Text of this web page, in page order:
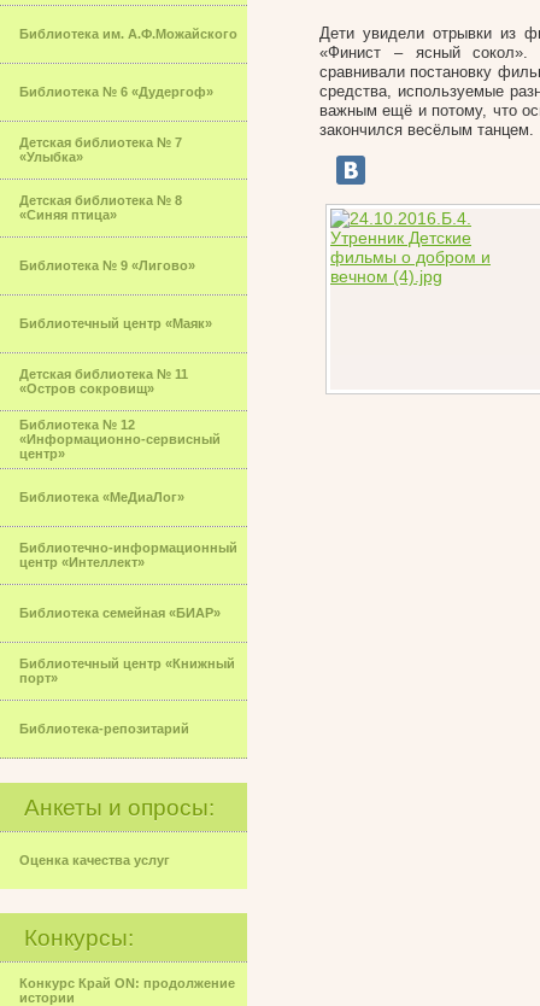
Библиотека им. А.Ф.Можайского
Библиотека № 6 «Дудергоф»
Детская библиотека № 7
«Улыбка»
Детская библиотека № 8
«Синяя птица»
Библиотека № 9 «Лигово»
Библиотечный центр «Маяк»
Детская библиотека № 11
«Остров сокровищ»
Библиотека № 12
«Информационно-сервисный
центр»
Библиотека «МеДиаЛог»
Библиотечно-информационный
центр «Интеллект»
Библиотека семейная «БИАР»
Библиотечный центр «Книжный
порт»
Библиотека-репозитарий
Анкеты и опросы:
Оценка качества услуг
Конкурсы:
Конкурс Край ON: продолжение
истории
Дети увидели отрывки из
«Финист – ясный сокол».
сравнивали постановку
средства, используемые
важным ещё и потому, что
закончился весёлым танцем.